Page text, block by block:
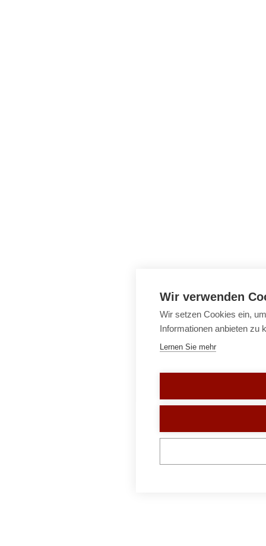
Wir verwenden
Wir setzen Cookies ein,
Informationen anbieten zu
Lernen Sie mehr